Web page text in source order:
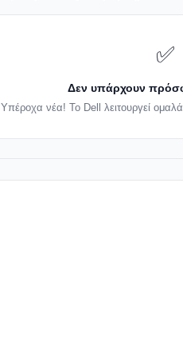
✅
Δεν υπάρχουν
Υπέροχα νέα! Το Dell λειτουργεί